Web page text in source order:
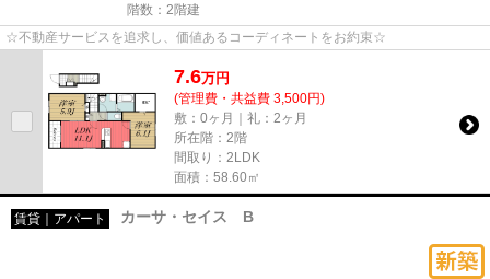
階数：2階建
☆不動産サービスを追求し、価値あるコーディネートをお約束☆
7.6万円
(管理費・共益費 3,500円)
敷：0ヶ月｜礼：2ヶ月
所在階：2階
間取り：2LDK
面積：58.60㎡
賃貸｜アパート カーサ・セイス B